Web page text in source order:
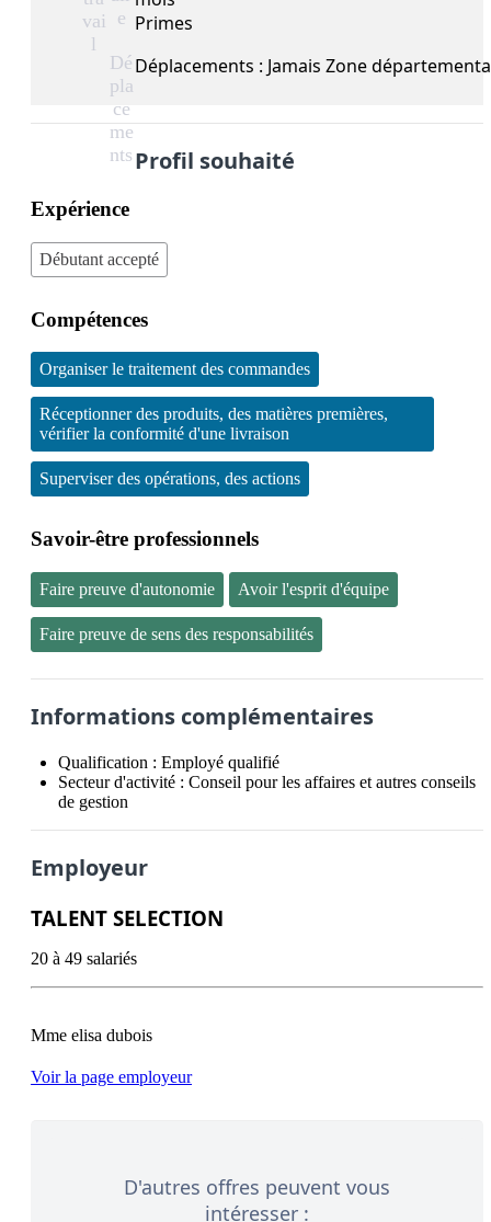
vai
l
e Primes
Dé
pla
ce
me
nts
Déplacements : Jamais Zone
Profil souhaité
Expérience
Débutant accepté
Compétences
Organiser le traitement des commandes
Réceptionner des produits, des matières premières,
vérifier la conformité d'une livraison
Superviser des opérations, des actions
Savoir-être professionnels
Faire preuve d'autonomie Avoir l'esprit d'équipe
Faire preuve de sens des responsabilités
Informations complémentaires
Qualification : Employé qualifié
Secteur d'activité : Conseil pour les affaires et autres conseils
de gestion
Employeur
TALENT SELECTION
20 à 49 salariés
Voir la page employeur
D'autres offres peuvent vous
intéresser :